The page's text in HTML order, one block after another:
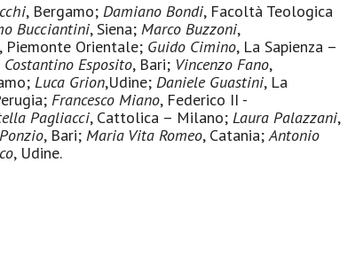
, Bergamo; Damiano Bondi, Facoltà Teologica
Bucciantini, Siena; Marco Buzzoni,
, Piemonte Orientale; Guido Cimino, La Sapienza –
Costantino Esposito, Bari; Vincenzo Fano,
Luca Grion,Udine; Daniele Guastini, La
Francesco Miano, Federico II -
Pagliacci, Cattolica – Milano; Laura Palazzani,
, Bari; Maria Vita Romeo, Catania;Antonio
, Udine.